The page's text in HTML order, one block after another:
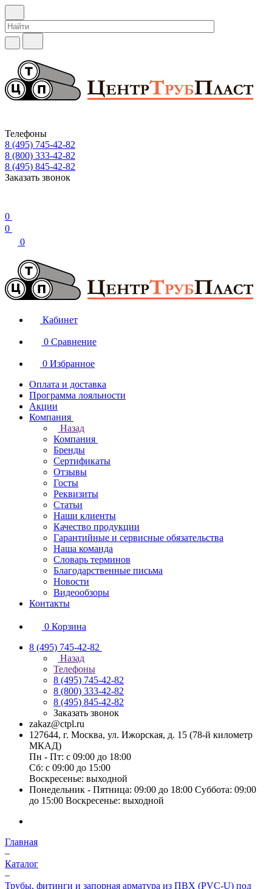
Телефоны
8 (495) 745-42-82
8 (800) 333-42-82
8 (495) 845-42-82
Заказать звонок
0
0
0
Кабинет
0 Сравнение
0 Избранное
Оплата и доставка
Программа лояльности
Акции
Компания
Назад
Компания
Бренды
Сертификаты
Отзывы
Госты
Реквизиты
Статьи
Наши клиенты
Качество продукции
Гарантийные и сервисные обязательства
Наша команда
Словарь терминов
Благодарственные письма
Новости
Видеообзоры
Контакты
0 Корзина
8 (495) 745-42-82
Назад
Телефоны
8 (495) 745-42-82
8 (800) 333-42-82
8 (495) 845-42-82
Заказать звонок
zakaz@ctpl.ru
127644, г. Москва, ул. Ижорская, д. 15 (78-й километр
МКАД)
Пн - Пт: с 09:00 до 18:00
Сб: с 09:00 до 15:00
Воскресенье: выходной
Понедельник - Пятница: 09:00 до 18:00 Суббота: 09:00
до 15:00 Воскресенье: выходной
Главная
–
Каталог
–
Трубы, фитинги и запорная арматура из ПВХ (PVC-U) под